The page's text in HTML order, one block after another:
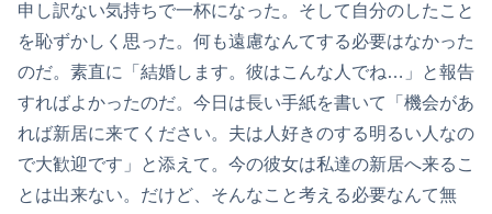
申し訳ない気持ちで一杯になった。そして自分のしたこと
を恥ずかしく思った。何も遠慮なんてする必要はなかった
のだ。素直に「結婚します。彼はこんな人でね…」と報告
すればよかったのだ。今日は長い手紙を書いて「機会があ
れば新居に来てください。夫は人好きのする明るい人なの
で大歓迎です」と添えて。今の彼女は私達の新居へ来るこ
とは出来ない。だけど、そんなこと考える必要なんて無